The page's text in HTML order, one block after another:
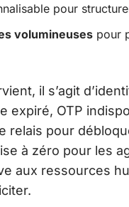
pour
volumineuses pour
il s’agit
expiré, OTP
relais pour
à zéro pour les
aux ressources